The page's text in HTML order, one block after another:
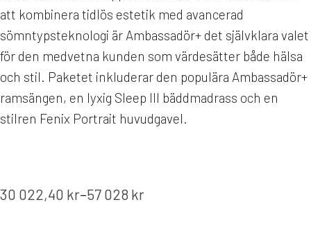
att kombinera tidlös estetik med avancerad
sömntypsteknologi är Ambassadör+ det självklara valet
för den medvetna kunden som värdesätter både hälsa
och stil. Paketet inkluderar den populära Ambassadör+
ramsängen, en lyxig Sleep III bäddmadrass och en
stilren Fenix Portrait huvudgavel.
30 022,40 kr–57 028 kr
Prisintervall: